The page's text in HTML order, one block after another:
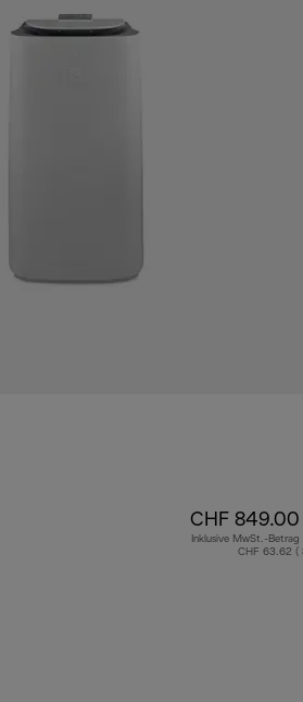
CHF 849.00
Inklusive MwSt.-Betrag
CHF 63.62 (